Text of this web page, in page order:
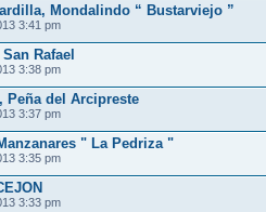
Mondalindo “ Bustarviejo ”
3:41 pm
Rafael
3:38 pm
Peña del Arcipreste
3:37 pm
" La Pedriza "
3:35 pm
3:33 pm